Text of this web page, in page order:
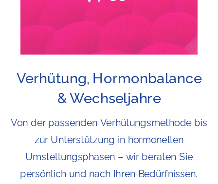
Verhütung, Hormonbalance
& Wechseljahre
Von der passenden Verhütungsmethode bis
zur Unterstützung in hormonellen
Umstellungsphasen – wir beraten Sie
persönlich und nach Ihren Bedürfnissen.